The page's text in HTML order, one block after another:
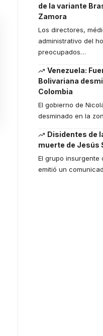
de la variante
Zamora
Los directores,
administrativo del
preocupados…
Venezuela:
Bolivariana
Colombia
El gobierno de
desminado en la
Disidentes de
muerte de Jesús
El grupo insurgente
emitió un